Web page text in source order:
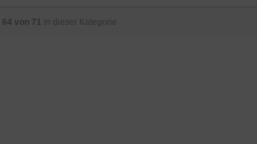
64 von 71 in dieser Kategorie